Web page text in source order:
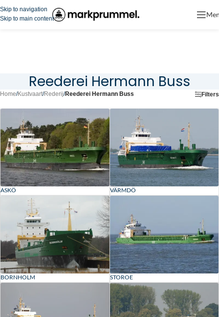
Skip to navigation
Skip to main content
Reederei Hermann Buss
Home/Kustvaart/Rederij/Reederei Hermann Buss Filters
ASKÖ VÄRMDÖ
BORNHOLM STOROE